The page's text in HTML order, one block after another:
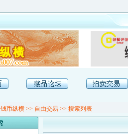
钱币纵横>> 自由交易>> 搜索列表